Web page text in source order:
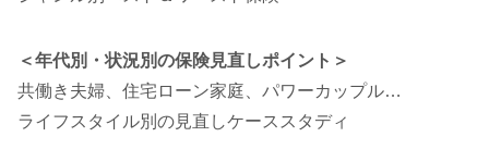
＜年代別・状況別の保険見直しポイント＞
共働き夫婦、住宅ローン家庭、パワーカップル…
ライフスタイル別の見直しケーススタディ